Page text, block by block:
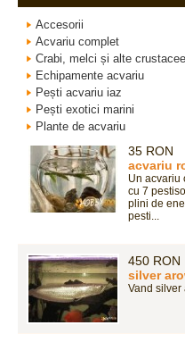
Accesorii
Acvariu complet
Crabi, melci și alte crustacee
Echipamente acvariu
Pești acvariu iaz
Pești exotici marini
Plante de acvariu
35 RON
acvariu
Un acvariu
cu 7
plini de
pesti...
450 RON
silver
Vand silver